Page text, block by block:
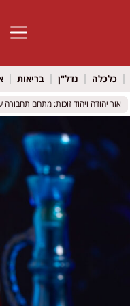
פתח
כלכלה נדל"ן בריאות
אור יהודה ויהוד זוכות: מתחם תחבורה ענק יוקם
אור יהודה ויהוד זוכות: מתחם תחבורה ענק יוקם